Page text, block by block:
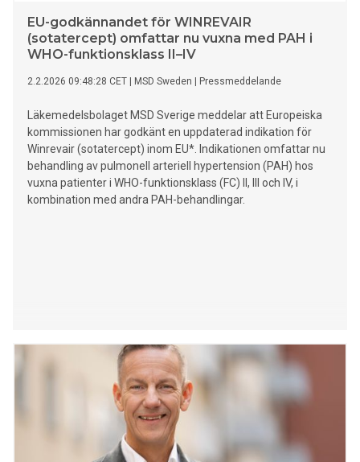
EU-godkännandet för WINREVAIR
(sotatercept) omfattar nu vuxna med PAH i
WHO-funktionsklass II–IV
2.2.2026 09:48:28 CET MSD Sweden Pressmeddelande
Läkemedelsbolaget MSD Sverige meddelar att Europeiska
kommissionen har godkänt en uppdaterad indikation för
Winrevair (sotatercept) inom EU*. Indikationen omfattar nu
behandling av pulmonell arteriell hypertension (PAH) hos
vuxna patienter i WHO-funktionsklass (FC) II, III och IV, i
kombination med andra PAH-behandlingar.